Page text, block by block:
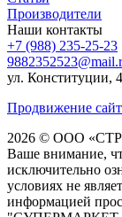
Производители
Наши контакты
+7 (988) 235-25-23
ул. Конституции,
Продвижение
2026 © ООО
Ваше внимание,
исключительно
условиях не
информацией